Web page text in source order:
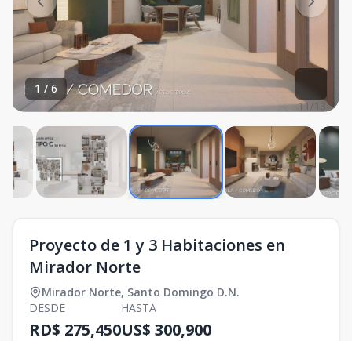
1 / 6
Proyecto de 1 y 3 Habitaciones en
Mirador Norte
Mirador Norte, Santo Domingo D.N.
DESDE
RD$ 275,450
HASTA
US$ 300,900